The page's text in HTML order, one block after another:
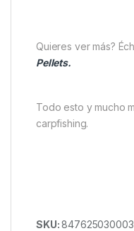
Quieres ver más?
Pellets.
Todo esto y mucho
carpfishing.
SKU: